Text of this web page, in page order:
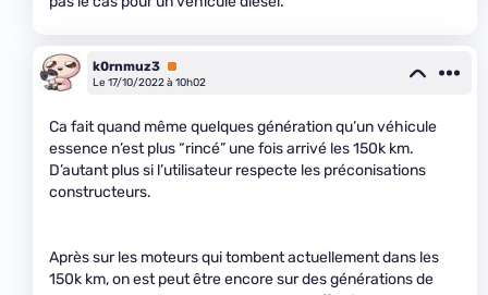
k0rnmuz3 Premium
Le 17/10/2022 à 10h02
Ca fait quand même quelques génération qu’un véhicule
essence n’est plus “rincé” une fois arrivé les 150k km.
D’autant plus si l’utilisateur respecte les préconisations
constructeurs.
Après sur les moteurs qui tombent actuellement dans les
150k km, on est peut être encore sur des générations de